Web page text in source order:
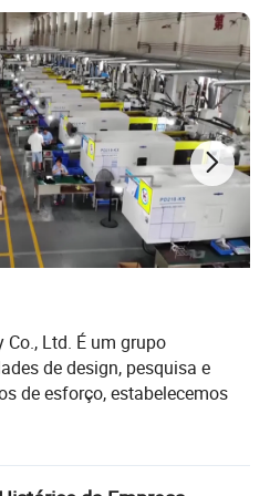
Co., Ltd. É um grupo
de design, pesquisa e
de esforço, estabelecemos
nossos produtos incluem
coluna de karaoke,